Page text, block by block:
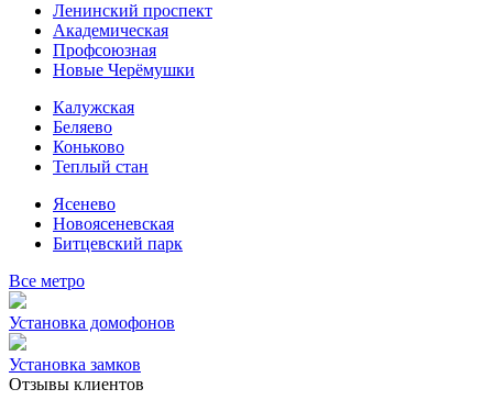
Ленинский проспект
Академическая
Профсоюзная
Новые Черёмушки
Калужская
Беляево
Коньково
Теплый стан
Ясенево
Новоясеневская
Битцевский парк
Все метро
Установка домофонов
Установка замков
Отзывы клиентов